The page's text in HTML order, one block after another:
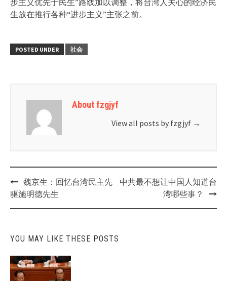
生放在推行各种“进步主义”主张之前。
POSTED UNDER 社会
About fzgjyf
View all posts by fzgjyf →
Post
navigation
魏京生：回忆台湾民主先
驱施明德先生
中共最不想让中国人知道台
湾哪些事？
YOU MAY LIKE THESE POSTS